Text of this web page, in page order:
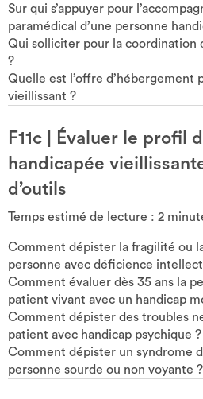
Sur qui s’appuyer pour
paramédical d’une personne
Qui solliciter pour la coordination
?
Quelle est l’offre d’hébergement
vieillissant ?
F11c
Évaluer le profil
handicapée
d’outils
Temps estimé de lecture : 2
Comment dépister la fragilité ou
personne avec déficience
Comment évaluer dès 35 ans la
patient vivant avec un handicap
Comment dépister des troubles
patient avec handicap psychique ?
Comment dépister un syndrome
personne sourde ou non voyante ?